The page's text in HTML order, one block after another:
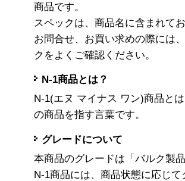
商品です。
スペックは、商品名に含まれて
お問合せ、お買い求めの際には
クをよくご確認ください。
N-1商品とは？
N-1(エヌ マイナス ワン)商品と
の商品を指す言葉です。
グレードについて
本商品のグレードは「バルク製
N-1商品には、商品状態に応じ